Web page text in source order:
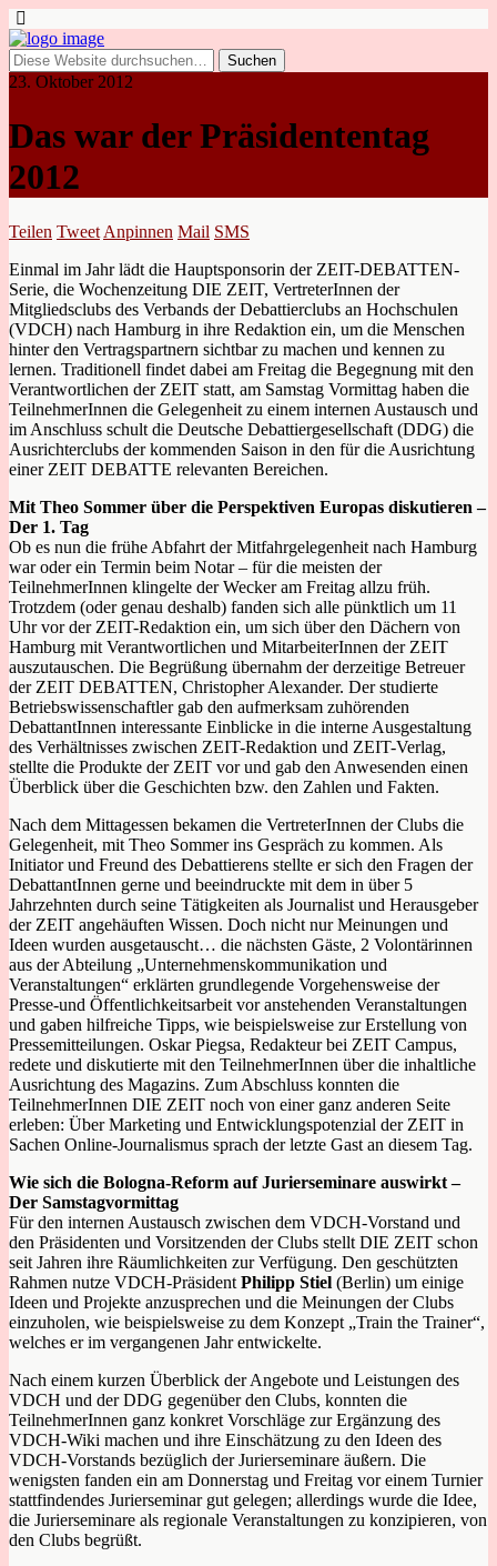
23. Oktober 2012
Das war der Präsidententag
2012
Teilen Tweet Anpinnen Mail SMS
Einmal im Jahr lädt die Hauptsponsorin der ZEIT-DEBATTEN-
Serie, die Wochenzeitung DIE ZEIT, VertreterInnen der
Mitgliedsclubs des Verbands der Debattierclubs an Hochschulen
(VDCH) nach Hamburg in ihre Redaktion ein, um die Menschen
hinter den Vertragspartnern sichtbar zu machen und kennen zu
lernen. Traditionell findet dabei am Freitag die Begegnung mit den
Verantwortlichen der ZEIT statt, am Samstag Vormittag haben die
TeilnehmerInnen die Gelegenheit zu einem internen Austausch und
im Anschluss schult die Deutsche Debattiergesellschaft (DDG) die
Ausrichterclubs der kommenden Saison in den für die Ausrichtung
einer ZEIT DEBATTE relevanten Bereichen.
Mit Theo Sommer über die Perspektiven Europas diskutieren –
Der 1. Tag
Ob es nun die frühe Abfahrt der Mitfahrgelegenheit nach Hamburg
war oder ein Termin beim Notar – für die meisten der
TeilnehmerInnen klingelte der Wecker am Freitag allzu früh.
Trotzdem (oder genau deshalb) fanden sich alle pünktlich um 11
Uhr vor der ZEIT-Redaktion ein, um sich über den Dächern von
Hamburg mit Verantwortlichen und MitarbeiterInnen der ZEIT
auszutauschen. Die Begrüßung übernahm der derzeitige Betreuer
der ZEIT DEBATTEN, Christopher Alexander. Der studierte
Betriebswissenschaftler gab den aufmerksam zuhörenden
DebattantInnen interessante Einblicke in die interne Ausgestaltung
des Verhältnisses zwischen ZEIT-Redaktion und ZEIT-Verlag,
stellte die Produkte der ZEIT vor und gab den Anwesenden einen
Überblick über die Geschichten bzw. den Zahlen und Fakten.
Nach dem Mittagessen bekamen die VertreterInnen der Clubs die
Gelegenheit, mit Theo Sommer ins Gespräch zu kommen. Als
Initiator und Freund des Debattierens stellte er sich den Fragen der
DebattantInnen gerne und beeindruckte mit dem in über 5
Jahrzehnten durch seine Tätigkeiten als Journalist und Herausgeber
der ZEIT angehäuften Wissen. Doch nicht nur Meinungen und
Ideen wurden ausgetauscht… die nächsten Gäste, 2 Volontärinnen
aus der Abteilung „Unternehmenskommunikation und
Veranstaltungen“ erklärten grundlegende Vorgehensweise der
Presse-und Öffentlichkeitsarbeit vor anstehenden Veranstaltungen
und gaben hilfreiche Tipps, wie beispielsweise zur Erstellung von
Pressemitteilungen. Oskar Piegsa, Redakteur bei ZEIT Campus,
redete und diskutierte mit den TeilnehmerInnen über die inhaltliche
Ausrichtung des Magazins. Zum Abschluss konnten die
TeilnehmerInnen DIE ZEIT noch von einer ganz anderen Seite
erleben: Über Marketing und Entwicklungspotenzial der ZEIT in
Sachen Online-Journalismus sprach der letzte Gast an diesem Tag.
Wie sich die Bologna-Reform auf Jurierseminare auswirkt –
Der Samstagvormittag
Für den internen Austausch zwischen dem VDCH-Vorstand und
den Präsidenten und Vorsitzenden der Clubs stellt DIE ZEIT schon
seit Jahren ihre Räumlichkeiten zur Verfügung. Den geschützten
Rahmen nutze VDCH-Präsident Philipp Stiel (Berlin) um einige
Ideen und Projekte anzusprechen und die Meinungen der Clubs
einzuholen, wie beispielsweise zu dem Konzept „Train the Trainer“,
welches er im vergangenen Jahr entwickelte.
Nach einem kurzen Überblick der Angebote und Leistungen des
VDCH und der DDG gegenüber den Clubs, konnten die
TeilnehmerInnen ganz konkret Vorschläge zur Ergänzung des
VDCH-Wiki machen und ihre Einschätzung zu den Ideen des
VDCH-Vorstands bezüglich der Jurierseminare äußern. Die
wenigsten fanden ein am Donnerstag und Freitag vor einem Turnier
stattfindendes Jurierseminar gut gelegen; allerdings wurde die Idee,
die Jurierseminare als regionale Veranstaltungen zu konzipieren, von
den Clubs begrüßt.